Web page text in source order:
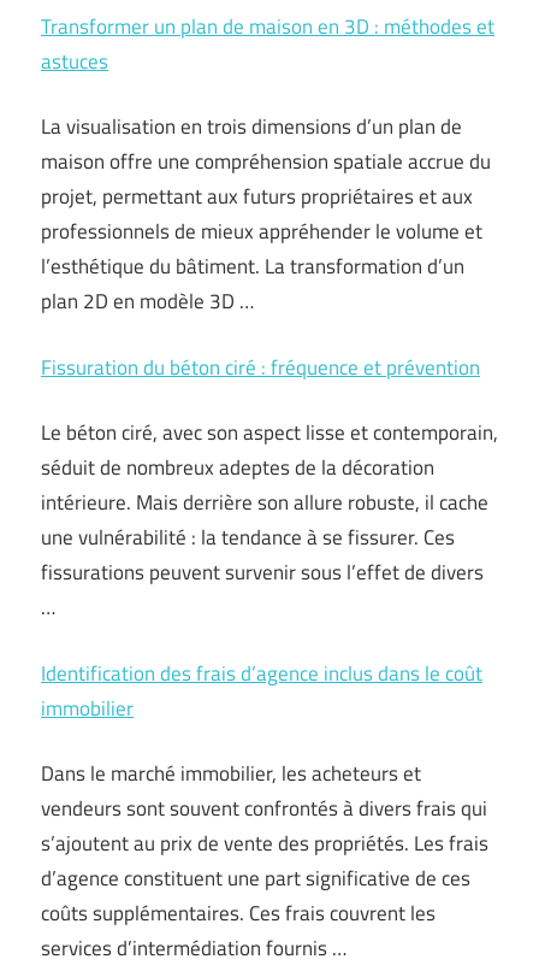
Transformer un plan de maison en 3D : méthodes et
astuces
La visualisation en trois dimensions d’un plan de
maison offre une compréhension spatiale accrue du
projet, permettant aux futurs propriétaires et aux
professionnels de mieux appréhender le volume et
l’esthétique du bâtiment. La transformation d’un
plan 2D en modèle 3D …
Fissuration du béton ciré : fréquence et prévention
Le béton ciré, avec son aspect lisse et contemporain,
séduit de nombreux adeptes de la décoration
intérieure. Mais derrière son allure robuste, il cache
une vulnérabilité : la tendance à se fissurer. Ces
fissurations peuvent survenir sous l’effet de divers
…
Identification des frais d’agence inclus dans le coût
immobilier
Dans le marché immobilier, les acheteurs et
vendeurs sont souvent confrontés à divers frais qui
s’ajoutent au prix de vente des propriétés. Les frais
d’agence constituent une part significative de ces
coûts supplémentaires. Ces frais couvrent les
services d’intermédiation fournis …